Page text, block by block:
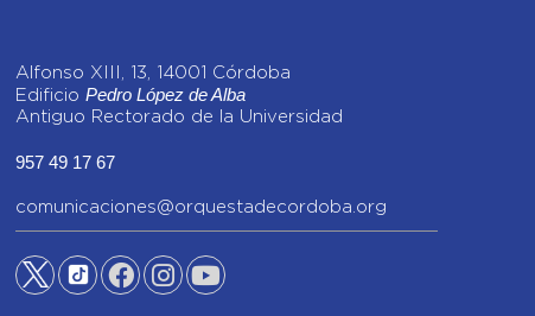
Alfonso XIII, 13, 14001 Córdoba
Edificio Pedro López de Alba
Antiguo Rectorado de la Universidad
957 49 17 67
comunicaciones@orquestadecordoba.org